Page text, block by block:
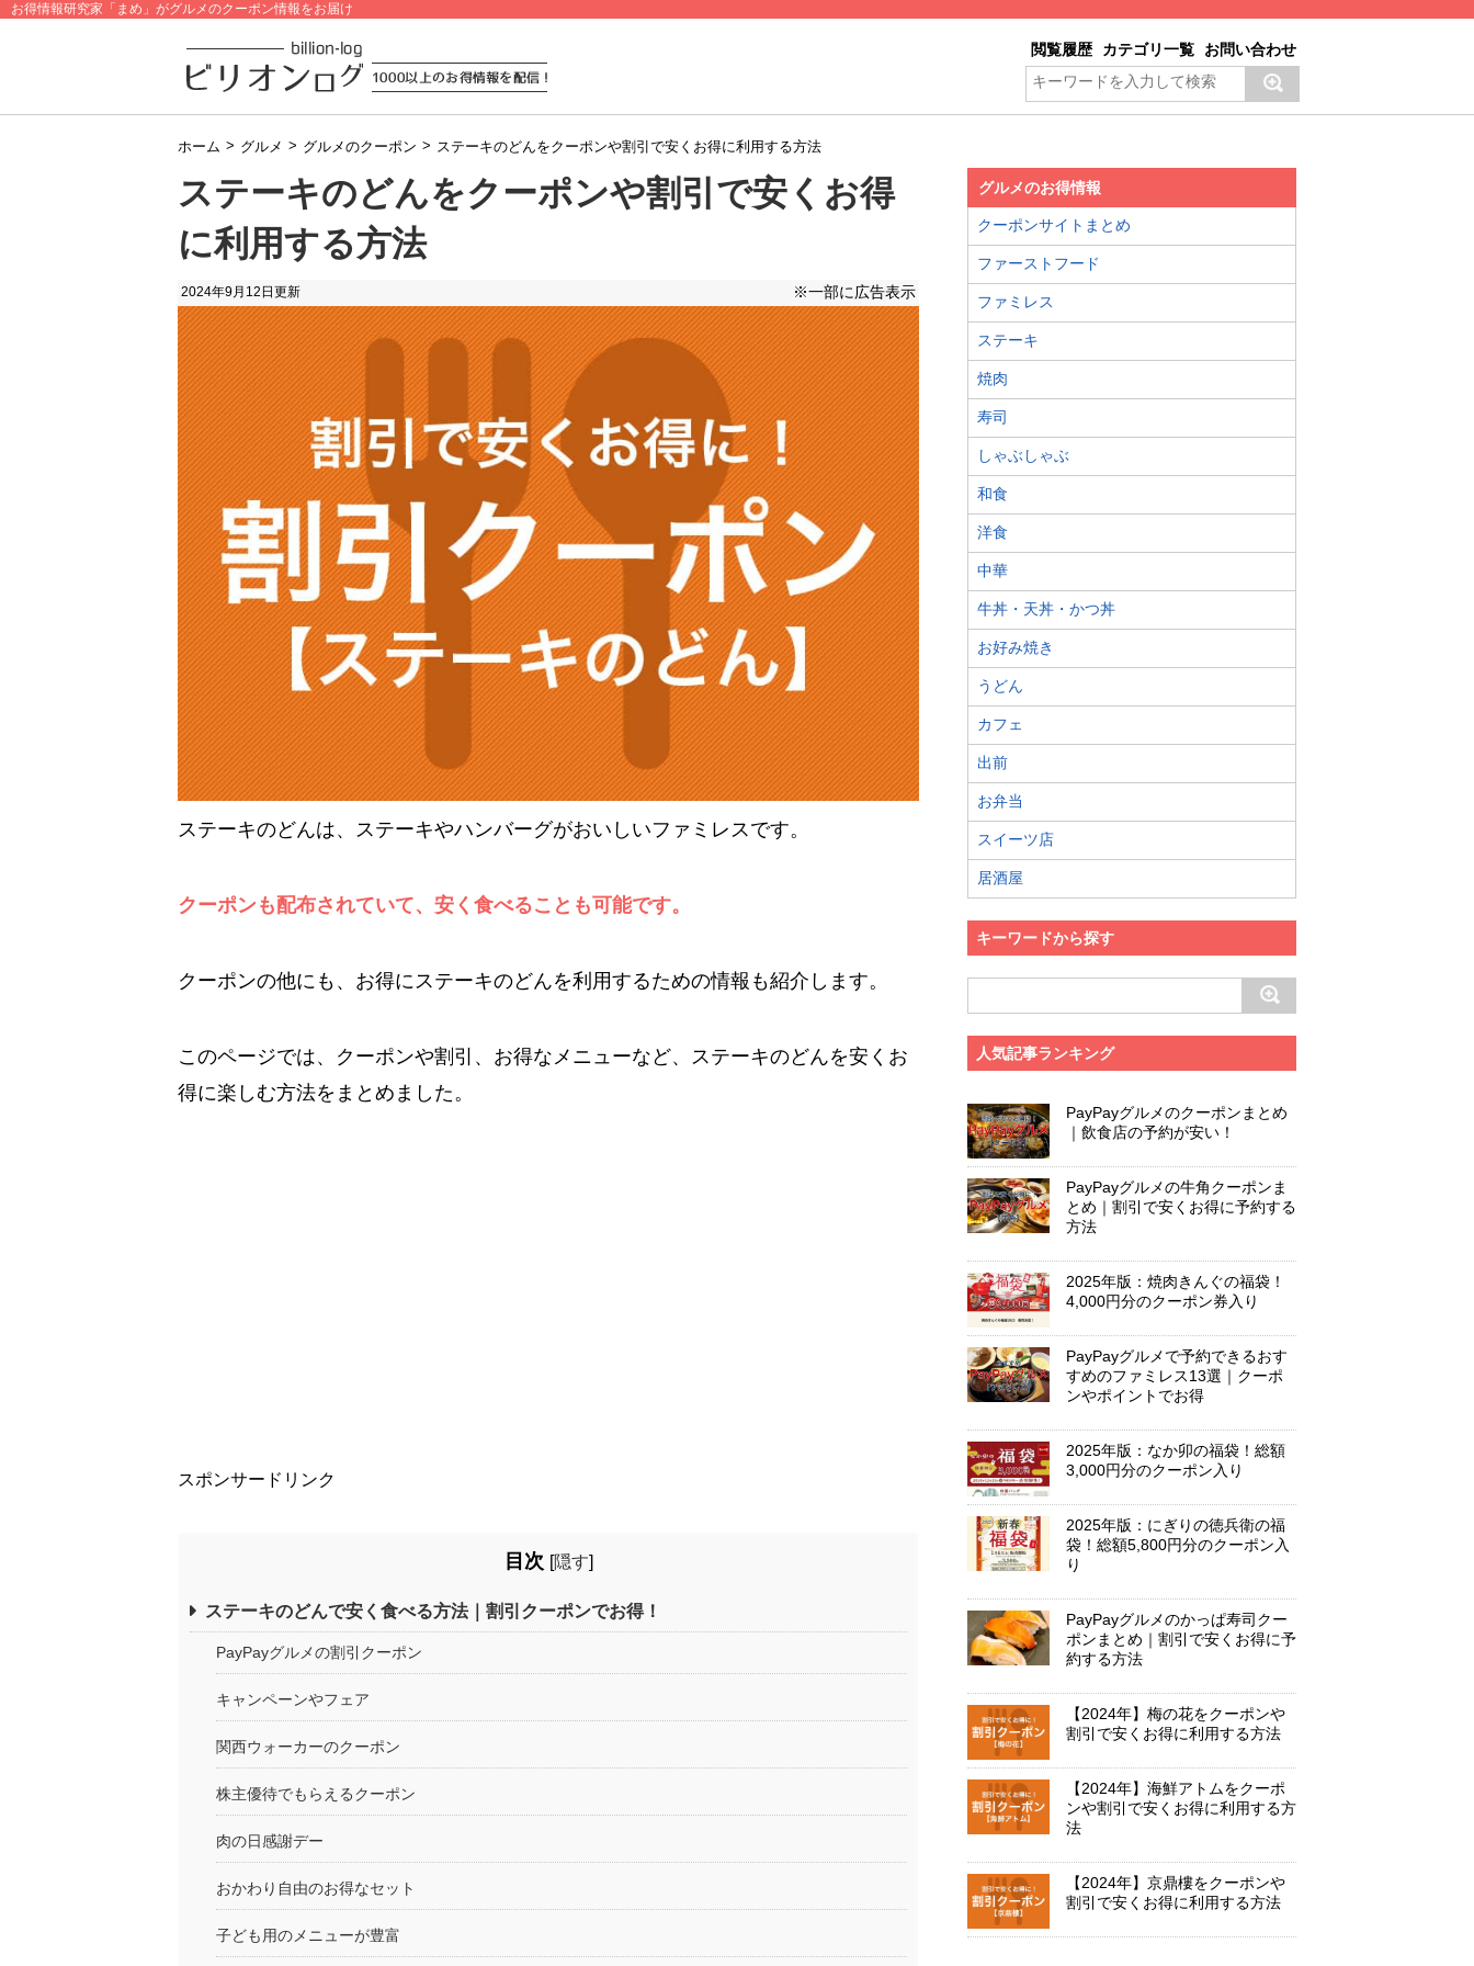
お得情報研究家「まめ」がグルメのクーポン情報をお届け
閲覧履歴 カテゴリ一覧 お問い合わせ
ホーム > グルメ > グルメのクーポン > ステーキのどんをクーポンや割引で安くお得に利用する方法
ステーキのどんをクーポンや割引で安くお得
に利用する方法
2024年9月12日 更新 ※一部に広告表示
ステーキのどんは、ステーキやハンバーグがおいしいファミレスです。
クーポンも配布されていて、安く食べることも可能です。
クーポンの他にも、お得にステーキのどんを利用するための情報も紹介します。
このページでは、クーポンや割引、お得なメニューなど、ステーキのどんを安くお
得に楽しむ方法をまとめました。
スポンサードリンク
目次 [隠す]
ステーキのどんで安く食べる方法｜割引クーポンでお得！
PayPayグルメの割引クーポン
キャンペーンやフェア
関西ウォーカーのクーポン
株主優待でもらえるクーポン
肉の日感謝デー
おかわり自由のお得なセット
子ども用のメニューが豊富
グルメのお得情報
クーポンサイトまとめ
ファーストフード
ファミレス
ステーキ
焼肉
寿司
しゃぶしゃぶ
和食
洋食
中華
牛丼・天丼・かつ丼
お好み焼き
うどん
カフェ
出前
お弁当
スイーツ店
居酒屋
キーワードから探す
人気記事ランキング
PayPayグルメのクーポンまとめ
｜飲食店の予約が安い！
PayPayグルメの牛角クーポンま
とめ｜割引で安くお得に予約する
方法
2025年版：焼肉きんぐの福袋！
4,000円分のクーポン券入り
PayPayグルメで予約できるおす
すめのファミレス13選｜クーポ
ンやポイントでお得
2025年版：なか卯の福袋！総額
3,000円分のクーポン入り
2025年版：にぎりの徳兵衛の福
袋！総額5,800円分のクーポン入
り
PayPayグルメのかっぱ寿司クー
ポンまとめ｜割引で安くお得に予
約する方法
【2024年】梅の花をクーポンや
割引で安くお得に利用する方法
【2024年】海鮮アトムをクーポ
ンや割引で安くお得に利用する方
法
【2024年】京鼎樓をクーポンや
割引で安くお得に利用する方法